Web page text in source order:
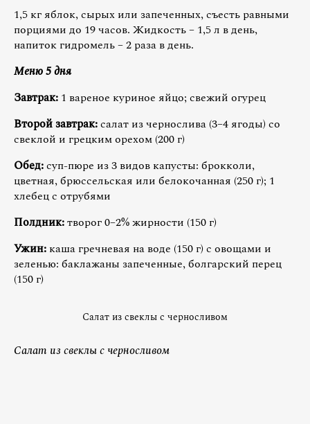
1,5 кг яблок, сырых или запеченных, съесть равными
порциями до 19 часов. Жидкость – 1,5 л в день,
напиток гидромель – 2 раза в день.
Меню 5 дня
Завтрак: 1 вареное куриное яйцо; свежий огурец
Второй завтрак:салат из чернослива (3–4 ягоды) со
свеклой и грецким орехом (200 г)
Обед:суп-пюре из 3 видов капусты: брокколи,
цветная, брюссельская или белокочанная (250 г); 1
хлебец с отрубями
Полдник:творог 0–2% жирности (150 г)
Ужин: каша гречневая на воде (150 г) с овощами и
зеленью: баклажаны запеченные, болгарский перец
(150 г)
Салат из свеклы с черносливом
Салат из свеклы с черносливом